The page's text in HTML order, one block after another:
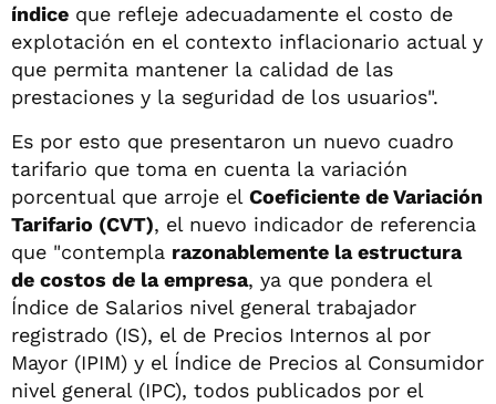
índice que refleje adecuadamente el costo de
explotación en el contexto inflacionario actual y
que permita mantener la calidad de las
prestaciones y la seguridad de los usuarios".
Es por esto que presentaron un nuevo cuadro
tarifario que toma en cuenta la variación
porcentual que arroje el Coeficiente de Variación
Tarifario (CVT), el nuevo indicador de referencia
que "contempla razonablemente la estructura
de costos de la empresa, ya que pondera el
Índice de Salarios nivel general trabajador
registrado (IS), el de Precios Internos al por
Mayor (IPIM) y el Índice de Precios al Consumidor
nivel general (IPC), todos publicados por el